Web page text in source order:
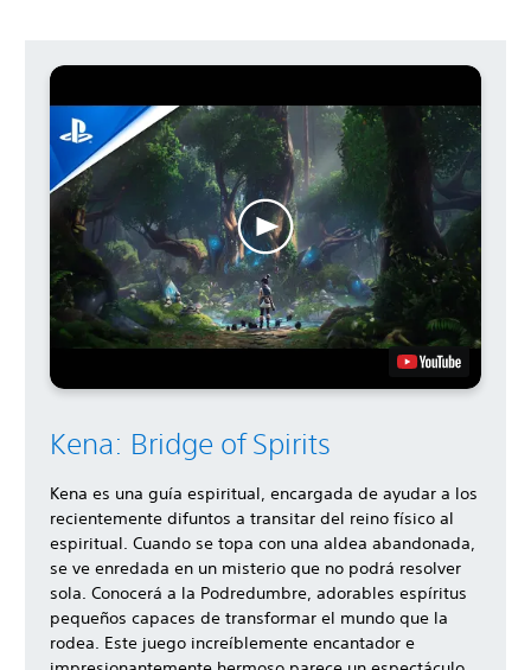
Kena: Bridge of Spirits
Kena es una guía espiritual, encargada de ayudar a los
recientemente difuntos a transitar del reino físico al
espiritual. Cuando se topa con una aldea abandonada,
se ve enredada en un misterio que no podrá resolver
sola. Conocerá a la Podredumbre, adorables espíritus
pequeños capaces de transformar el mundo que la
rodea. Este juego increíblemente encantador e